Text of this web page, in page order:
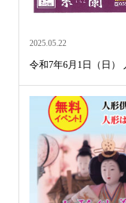
2025.05.22
令和7年6月1日（日）